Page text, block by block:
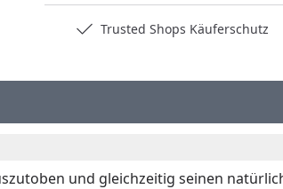
Trusted Shops Käuferschutz
und gleichzeitig seinen